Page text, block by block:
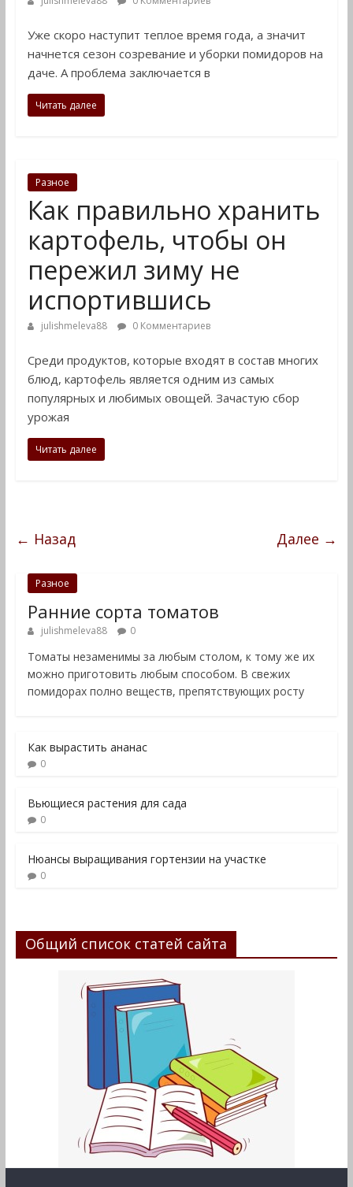
Уже скоро наступит теплое время года, а значит
начнется сезон созревание и уборки помидоров на
даче. А проблема заключается в
Читать далее
Разное
Как правильно хранить
картофель, чтобы он
пережил зиму не
испортившись
julishmeleva88 0 Комментариев
Среди продуктов, которые входят в состав многих
блюд, картофель является одним из самых
популярных и любимых овощей. Зачастую сбор
урожая
Читать далее
← Назад Далее →
Разное
Ранние сорта томатов
julishmeleva88 0
Томаты незаменимы за любым столом, к тому же их
можно приготовить любым способом. В свежих
помидорах полно веществ, препятствующих росту
Как вырастить ананас
0
Вьющиеся растения для сада
0
Нюансы выращивания гортензии на участке
0
Общий список статей сайта